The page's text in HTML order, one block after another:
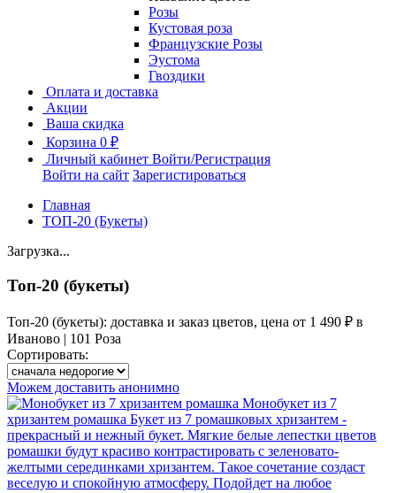
Розы
Кустовая роза
Французские Розы
Эустома
Гвоздики
Оплата и доставка
Акции
Ваша скидка
Корзина 0 ₽
Личный кабинет Войти/Регистрация
Войти на сайт Зарегистироваться
Главная
ТОП-20 (Букеты)
Загрузка...
Топ-20 (букеты)
Топ-20 (букеты): доставка и заказ цветов, цена от 1 490 ₽ в
Иваново | 101 Роза
Сортировать:
Можем доставить анонимно
Монобукет из 7
хризантем ромашка Букет из 7 ромашковых хризантем -
прекрасный и нежный букет. Мягкие белые лепестки цветов
ромашки будут красиво контрастировать с зеленовато-
желтыми серединками хризантем. Такое сочетание создаст
веселую и спокойную атмосферу. Подойдет на любое